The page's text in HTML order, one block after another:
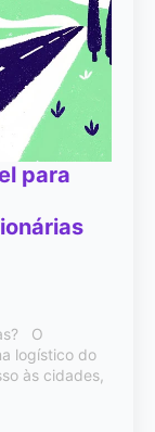
para
O
logístico do
às cidades,